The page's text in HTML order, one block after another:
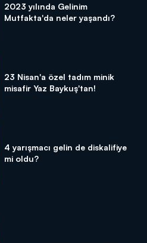
2023 yılında Gelinim
Mutfakta'da neler yaşandı?
23 Nisan'a özel tadım minik
misafir Yaz Baykuş'tan!
4 yarışmacı gelin de diskalifiye
mi oldu?